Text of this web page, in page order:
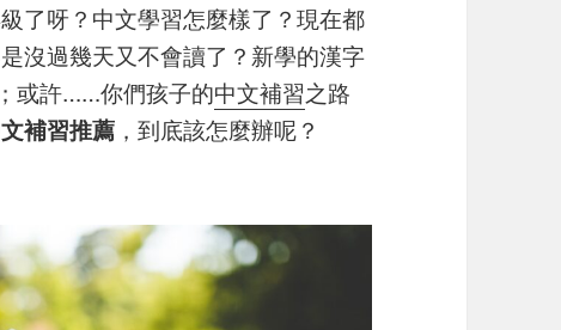
了呀？中文學習怎麼樣了？現在都
沒過幾天又不會讀了？新學的漢字
或許……你們孩子的中文補習之路
補習推薦 ，到底該怎麼辦呢？